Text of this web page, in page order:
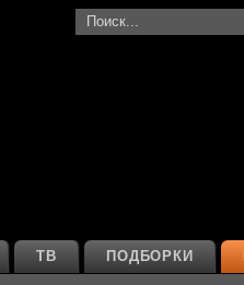
ПОДБОРКИ
ТВ